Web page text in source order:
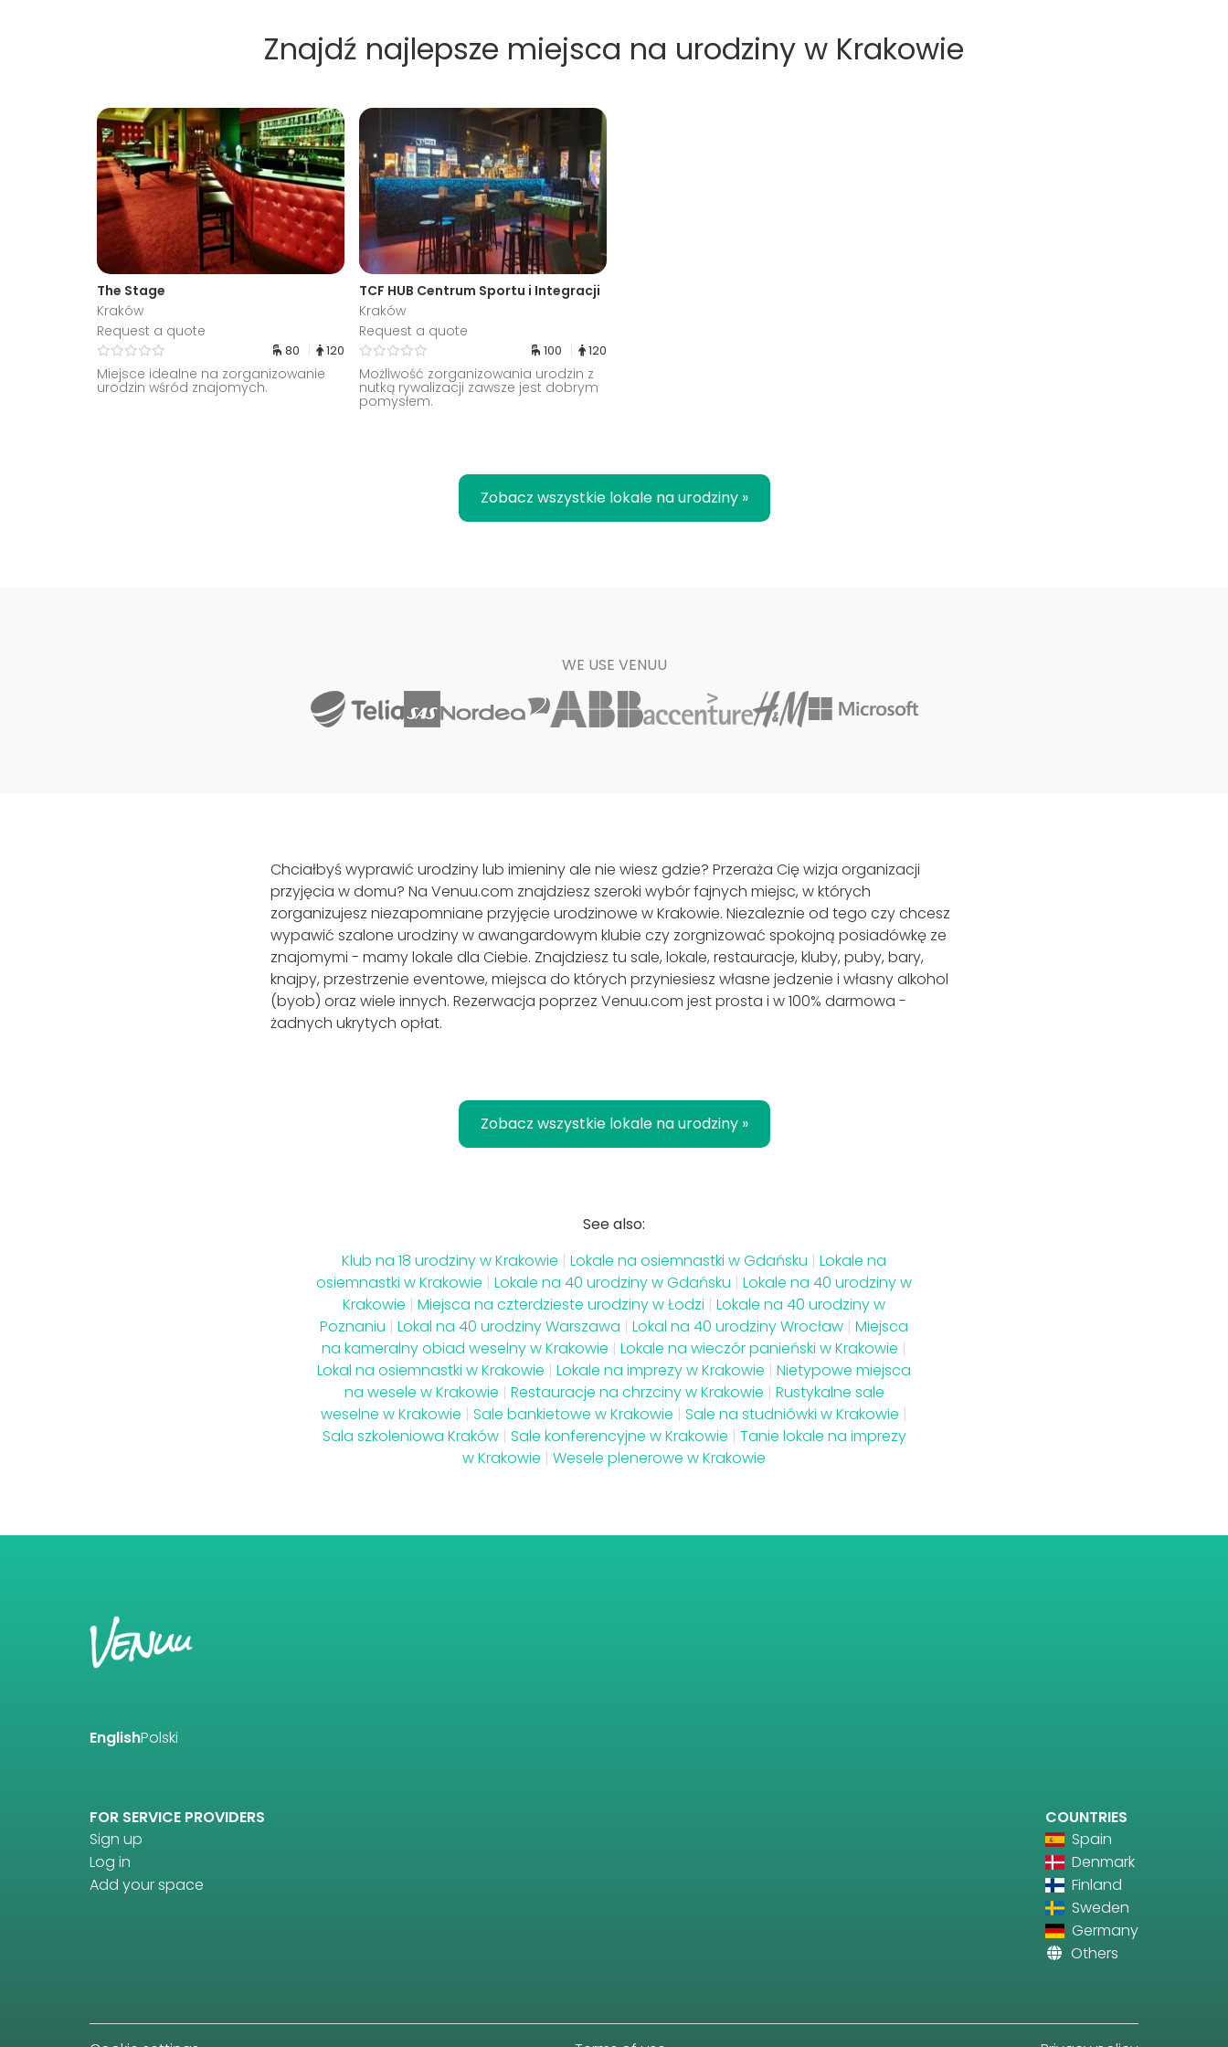
Znajdź najlepsze miejsca na urodziny w Krakowie
The Stage
Kraków
Request a quote
80 120
Miejsce idealne na zorganizowanie
urodzin wśród znajomych.
TCF HUB Centrum Sportu i Integracji
Kraków
Request a quote
100 120
Możliwość zorganizowania urodzin z
nutką rywalizacji zawsze jest dobrym
pomysłem.
Zobacz wszystkie lokale na urodziny »
WE USE VENUU
Chciałbyś wyprawić urodziny lub imieniny ale nie wiesz gdzie? Przeraża Cię wizja organizacji
przyjęcia w domu? Na Venuu.com znajdziesz szeroki wybór fajnych miejsc, w których
zorganizujesz niezapomniane przyjęcie urodzinowe w Krakowie. Niezaleznie od tego czy chcesz
wypawić szalone urodziny w awangardowym klubie czy zorgnizować spokojną posiadówkę ze
znajomymi - mamy lokale dla Ciebie. Znajdziesz tu sale, lokale, restauracje, kluby, puby, bary,
knajpy, przestrzenie eventowe, miejsca do których przyniesiesz własne jedzenie i własny alkohol
(byob) oraz wiele innych. Rezerwacja poprzez Venuu.com jest prosta i w 100% darmowa -
żadnych ukrytych opłat.
Zobacz wszystkie lokale na urodziny »
See also:
Klub na 18 urodziny w Krakowie | Lokale na osiemnastki w Gdańsku | Lokale na
osiemnastki w Krakowie | Lokale na 40 urodziny w Gdańsku | Lokale na 40 urodziny w
Krakowie | Miejsca na czterdzieste urodziny w Łodzi | Lokale na 40 urodziny w
Poznaniu | Lokal na 40 urodziny Warszawa | Lokal na 40 urodziny Wrocław | Miejsca
na kameralny obiad weselny w Krakowie | Lokale na wieczór panieński w Krakowie |
Lokal na osiemnastki w Krakowie | Lokale na imprezy w Krakowie | Nietypowe miejsca
na wesele w Krakowie | Restauracje na chrzciny w Krakowie | Rustykalne sale
weselne w Krakowie | Sale bankietowe w Krakowie | Sale na studniówki w Krakowie |
Sala szkoleniowa Kraków | Sale konferencyjne w Krakowie | Tanie lokale na imprezy
w Krakowie | Wesele plenerowe w Krakowie
EnglishPolski
FOR SERVICE PROVIDERS
Sign up
Log in
Add your space
COUNTRIES
Spain
Denmark
Finland
Sweden
Germany
Others